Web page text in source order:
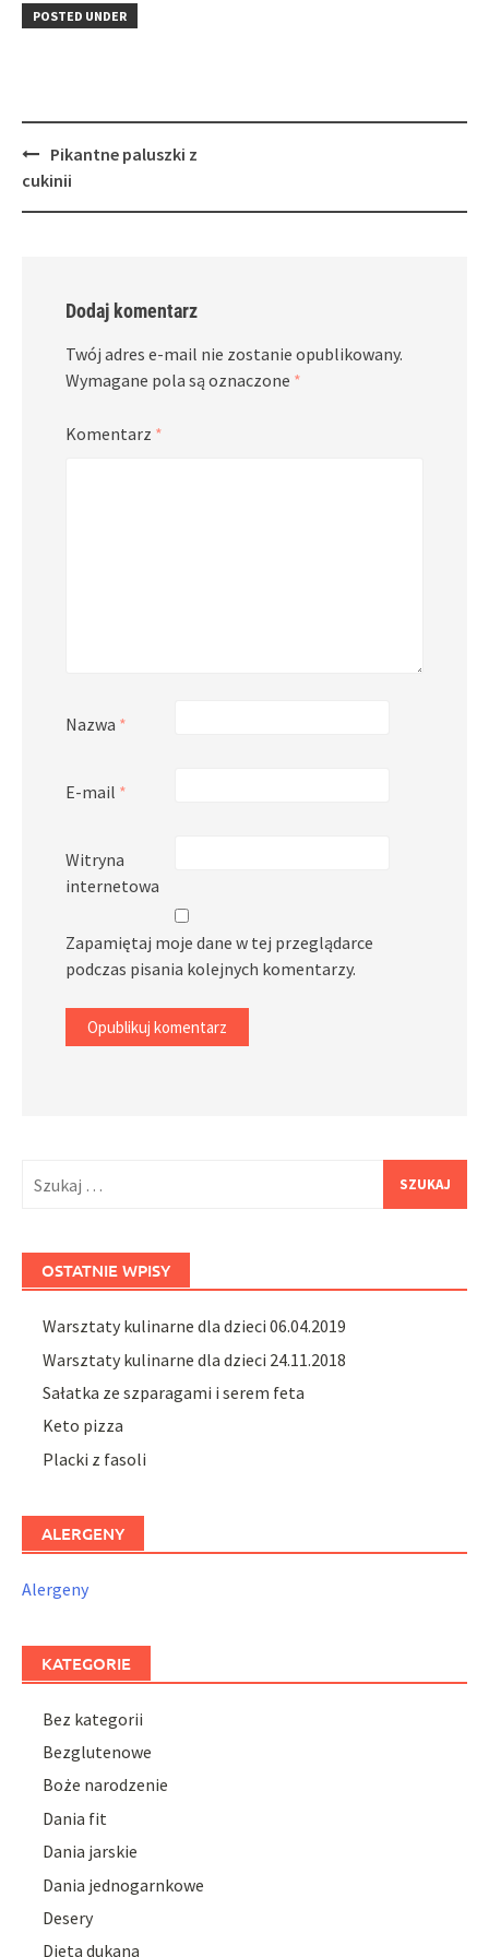
in
new
window)
POSTED UNDER
Post
navigation
Pikantne paluszki z
cukinii
Dodaj komentarz
Twój adres e-mail nie zostanie opublikowany.
Wymagane pola są oznaczone *
Komentarz *
Nazwa *
E-mail *
Witryna
internetowa
Zapamiętaj moje dane w tej przeglądarce
podczas pisania kolejnych komentarzy.
OSTATNIE WPISY
Warsztaty kulinarne dla dzieci 06.04.2019
Warsztaty kulinarne dla dzieci 24.11.2018
Sałatka ze szparagami i serem feta
Keto pizza
Placki z fasoli
ALERGENY
Alergeny
KATEGORIE
Bez kategorii
Bezglutenowe
Boże narodzenie
Dania fit
Dania jarskie
Dania jednogarnkowe
Desery
Dieta dukana